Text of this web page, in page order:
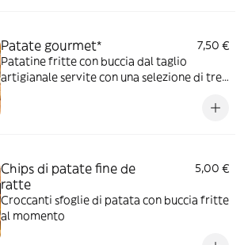
Patate gourmet*
7,50 €
Patatine fritte con buccia dal taglio
artigianale servite con una selezione di tre
Chips di patate fine de
ratte
5,00 €
Croccanti sfoglie di patata con buccia fritte
al momento